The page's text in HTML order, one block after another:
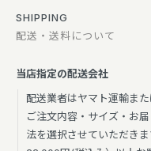
SHIPPING
配送・送料について
当店指定の配送会社
配送業者はヤマト運輸ま
ご注文内容・サイズ・お
法を選択させていただきま